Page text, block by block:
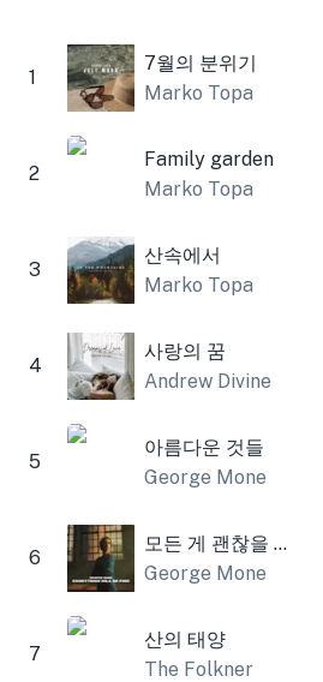
1
7월의 분위기
Marko Topa
2
Family garden
Marko Topa
3
산속에서
Marko Topa
4
사랑의 꿈
Andrew Divine
5
아름다운 것들
George Mone
6
모든 게 괜찮을 거예요
George Mone
7
산의 태양
The Folkner